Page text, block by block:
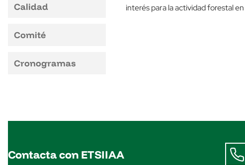
Calidad
Comité
Cronogramas
interés para la actividad forestal
Contacta con ETSIIAA